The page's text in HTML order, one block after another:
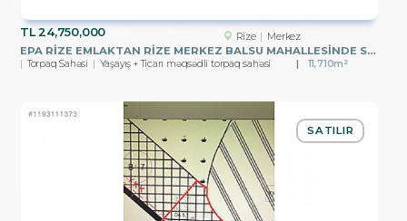
TL24,750,000 Rize Merkez
EPA RİZE EMLAKTAN RİZE MERKEZ BALSU MAHALLESİNDE SATILIK ARSA
Torpaq Sahəsi Yaşayış + Ticarı məqsədli torpaq sahəsi 11,710m²
SATILIR